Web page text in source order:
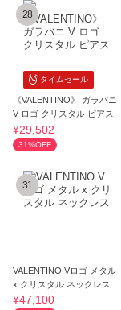
タイムセール
28
《VALENTINO》 ガラバニ
V ロゴ クリスタル ピアス
¥29,502
31%OFF
31
VALENTINO Vロゴ メタル
x クリスタル ネックレス
¥47,100